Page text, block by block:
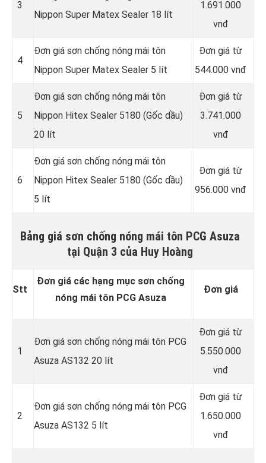
3
Nippon Super Matex Sealer 18 lít
1.691.000
vnđ
4
Đơn giá sơn chống nóng mái tôn
Nippon Super Matex Sealer 5 lít
Đơn giá từ
544.000 vnđ
5
Đơn giá sơn chống nóng mái tôn
Nippon Hitex Sealer 5180 (Gốc dầu)
20 lít
Đơn giá từ
3.741.000
vnđ
6
Đơn giá sơn chống nóng mái tôn
Nippon Hitex Sealer 5180 (Gốc dầu)
5 lít
Đơn giá từ
956.000 vnđ
Bảng giá sơn chống nóng mái tôn PCG Asuza
tại Quận 3 của Huy Hoàng
Stt
Đơn giá các hạng mục sơn chống
nóng mái tôn PCG Asuza
Đơn giá
1
Đơn giá sơn chống nóng mái tôn PCG
Asuza AS132 20 lít
Đơn giá từ
5.550.000
vnđ
2
Đơn giá sơn chống nóng mái tôn PCG
Asuza AS132 5 lít
Đơn giá từ
1.650.000
vnđ